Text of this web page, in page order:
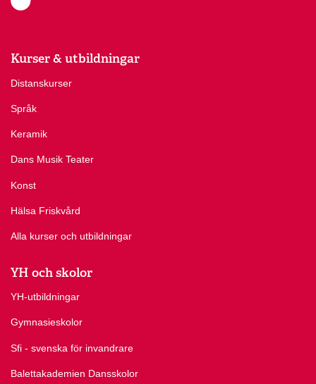
Kurser & utbildningar
Distanskurser
Språk
Keramik
Dans Musik Teater
Konst
Hälsa Friskvård
Alla kurser och utbildningar
YH och skolor
YH-utbildningar
Gymnasieskolor
Sfi - svenska för invandrare
Balettakademien Dansskolor